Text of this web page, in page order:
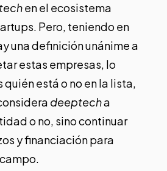
en el ecosistema
Pero, teniendo en
una definición unánime a
estas empresas, lo
está o no en la lista,
deeptecha
o no, sino continuar
y financiación para